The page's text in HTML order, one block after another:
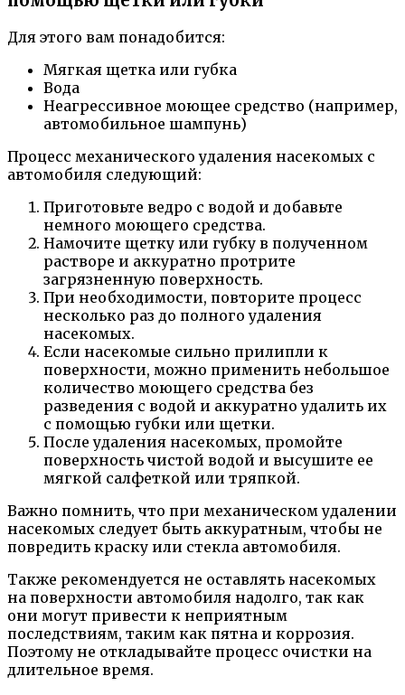
Для этого вам понадобится:
Мягкая щетка или губка
Вода
Неагрессивное моющее средство (например,
автомобильное шампунь)
Процесс механического удаления насекомых с
автомобиля следующий:
Приготовьте ведро с водой и добавьте
немного моющего средства.
Намочите щетку или губку в полученном
растворе и аккуратно протрите
загрязненную поверхность.
При необходимости, повторите процесс
несколько раз до полного удаления
насекомых.
Если насекомые сильно прилипли к
поверхности, можно применить небольшое
количество моющего средства без
разведения с водой и аккуратно удалить их
с помощью губки или щетки.
После удаления насекомых, промойте
поверхность чистой водой и высушите ее
мягкой салфеткой или тряпкой.
Важно помнить, что при механическом удалении
насекомых следует быть аккуратным, чтобы не
повредить краску или стекла автомобиля.
Также рекомендуется не оставлять насекомых
на поверхности автомобиля надолго, так как
они могут привести к неприятным
последствиям, таким как пятна и коррозия.
Поэтому не откладывайте процесс очистки на
длительное время.